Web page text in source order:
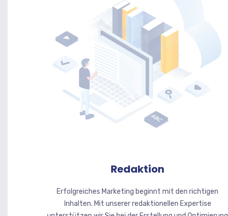
Redaktion
Erfolgreiches Marketing beginnt mit den richtigen
Inhalten. Mit unserer redaktionellen Expertise